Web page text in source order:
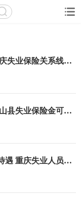
2023重庆失业保险关系线上转移指南 重庆失业保险关系线上怎么转移
2023秀山县失业保险金发放标准 重庆秀山县失业保险金可以领多长时间
2023重庆失业人员能享受哪些失业保险待遇 重庆失业人员能享受的失业保险待遇一览